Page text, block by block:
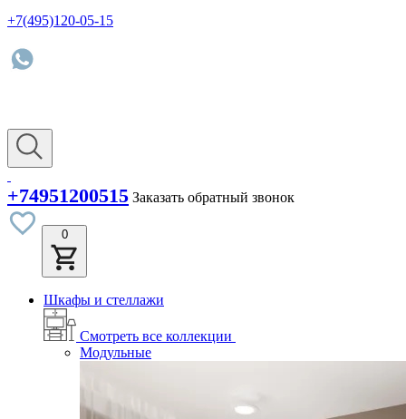
+7(495)120-05-15
+74951200515 Заказать обратный звонок
0
Шкафы и стеллажи
Смотреть все коллекции
Модульные